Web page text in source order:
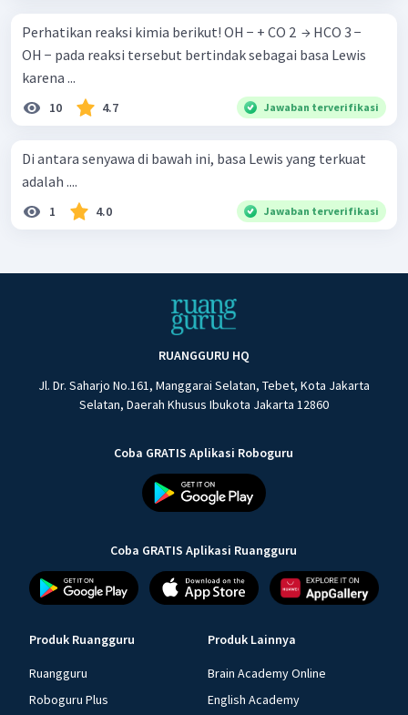
Perhatikan reaksi kimia berikut! OH − + CO 2 ​ → HCO 3 − ​
OH − pada reaksi tersebut bertindak sebagai basa Lewis
karena ...
10 4.7 Jawaban terverifikasi
Di antara senyawa di bawah ini, basa Lewis yang terkuat
adalah ....
1 4.0 Jawaban terverifikasi
RUANGGURU HQ
Jl. Dr. Saharjo No.161, Manggarai Selatan, Tebet, Kota Jakarta
Selatan, Daerah Khusus Ibukota Jakarta 12860
Coba GRATIS Aplikasi Roboguru
Coba GRATIS Aplikasi Ruangguru
Produk Ruangguru
Ruangguru
Roboguru Plus
Produk Lainnya
Brain Academy Online
English Academy